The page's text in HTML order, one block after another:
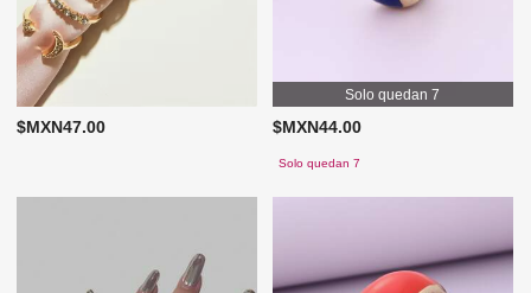
$MXN47.00
Solo quedan 7
$MXN44.00
Solo quedan 7